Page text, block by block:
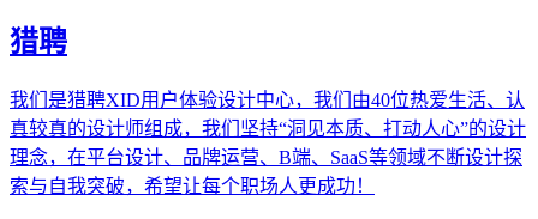
猎聘
我们是猎聘XID用户体验设计中心，我们由40位热爱生活、认
真较真的设计师组成，我们坚持“洞见本质、打动人心”的设计
理念，在平台设计、品牌运营、B端、SaaS等领域不断设计探
索与自我突破，希望让每个职场人更成功！